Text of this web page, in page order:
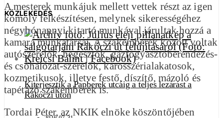
KÖZLEKEDÉS
Kiterjesztik a Papberek utcáig a teljes lezárást a
Rákóczi úton
A mesterek munkájuk mellett vettek részt az igen
komoly felkészítésen, melynek sikerességéhez
négyhónapnyi kitartó munkával járultak hozzá a
kamara munkatársai. A szakemberek között voltak
autószerelők, hegesztők, gázfogyasztóberendezés-
és csőhálózat-szerelők, karosszérialakatosok,
kozmetikusok, illetve festő, díszítő, mázoló és
tapétázó szakemberek is.
Tordai Péter, az NKIK elnöke köszöntőjében